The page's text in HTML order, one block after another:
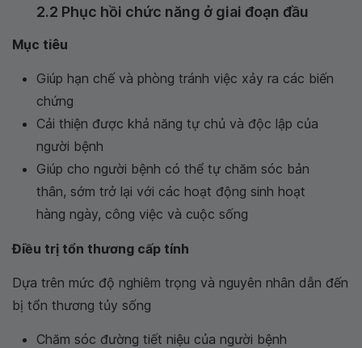
2.2 Phục hồi chức năng ở giai đoạn đầu
Mục tiêu
Giúp hạn chế và phòng tránh việc xảy ra các biến
chứng
Cải thiện được khả năng tự chủ và độc lập của
người bệnh
Giúp cho người bệnh có thể tự chăm sóc bản
thân, sớm trở lại với các hoạt động sinh hoạt
hàng ngày, công việc và cuộc sống
Điều trị tổn thương cấp tính
Dựa trên mức độ nghiêm trọng và nguyên nhân dẫn đến
bị tổn thương tủy sống
Chăm sóc đường tiết niệu của người bệnh